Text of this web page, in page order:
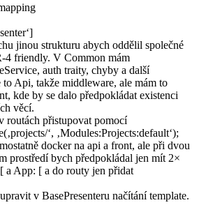
jinou strukturu abych oddělil společné
4 friendly. V Common mám
auth traity, chyby a další
to Api, takže middleware, ale mám to
kde by se dalo předpokládat existenci
věcí.
routách přistupovat pomocí
‘, ‚Modules:Projects:default‘);
docker na api a front, ale při dvou
prostředí bych předpokládal jen mít 2×
a App: [ a do routy jen přidat
v BasePresenteru načítání template.